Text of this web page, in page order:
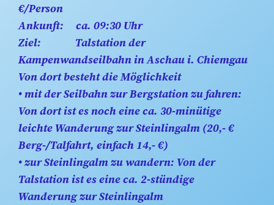
€/Person
Ankunft: ca. 09:30 Uhr
Ziel: Talstation der
Kampenwandseilbahn in Aschau i. Chiemgau
Von dort besteht die Möglichkeit
• mit der Seilbahn zur Bergstation zu fahren:
Von dort ist es noch eine ca. 30-minütige
leichte Wanderung zur Steinlingalm (20,- €
Berg-/Talfahrt, einfach 14,- €)
• zur Steinlingalm zu wandern: Von der
Talstation ist es eine ca. 2-stündige
Wanderung zur Steinlingalm